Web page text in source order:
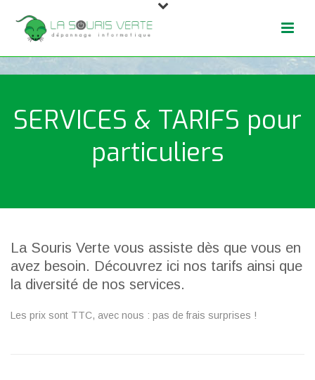
SERVICES & TARIFS pour
particuliers
La Souris Verte vous assiste dès que vous en
avez besoin. Découvrez ici nos tarifs ainsi que
la diversité de nos services.
Les prix sont TTC, avec nous : pas de frais surprises !